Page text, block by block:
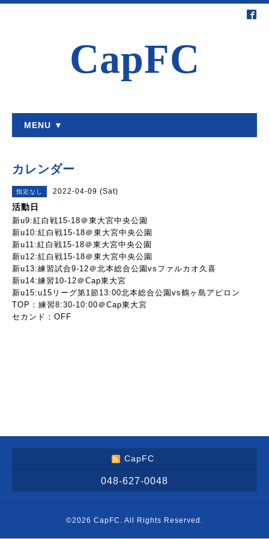
CapFC
MENU ▼
カレンダー
指定なし 2022-04-09 (Sat)
活動日
新u9:紅白戦15-18＠東大宮中央公園
新u10:紅白戦15-18＠東大宮中央公園
新u11:紅白戦15-18＠東大宮中央公園
新u12:紅白戦15-18＠東大宮中央公園
新u13:練習試合9-12＠北本総合公園vsファルカオ久喜
新u14:練習10-12＠Cap東大宮
新u15:u15リーグ第1節13:00北本総合公園vs鶴ヶ島アピロン
TOP：練習8:30-10:00＠Cap東大宮
セカンド：OFF
CapFC
048-627-0048
©2026 CapFC . All Rights Reserved.